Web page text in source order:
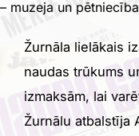
– muzeja un
Žurnāla lielākais
naudas trūkums
izmaksām, lai
Žurnālu atbalstīja